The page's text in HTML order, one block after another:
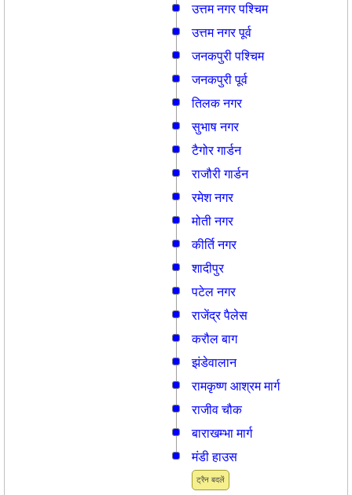
उत्तम नगर पश्चिम
उत्तम नगर पूर्व
जनकपुरी पश्चिम
जनकपुरी पूर्व
तिलक नगर
सुभाष नगर
टैगोर गार्डन
राजौरी गार्डन
रमेश नगर
मोती नगर
कीर्ति नगर
शादीपुर
पटेल नगर
राजेंद्र पैलेस
करौल बाग
झंडेवालान
रामकृष्ण आश्रम मार्ग
राजीव चौक
बाराखम्भा मार्ग
ट्रैन बदलें
मंडी हाउस